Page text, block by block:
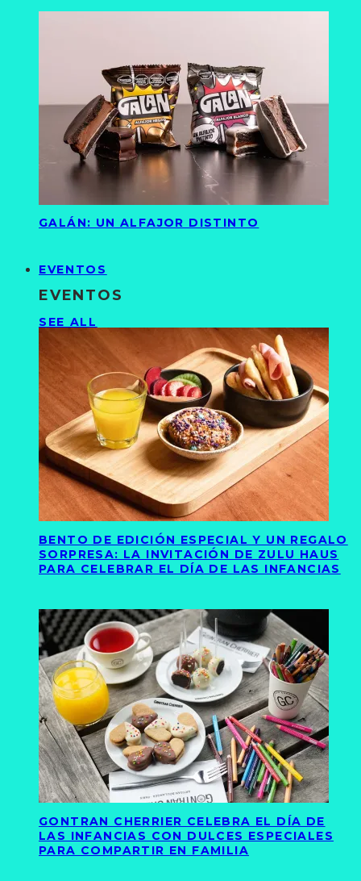
GALÁN: UN ALFAJOR DISTINTO
EVENTOS
EVENTOS
SEE ALL
BENTO DE EDICIÓN ESPECIAL Y UN REGALO
SORPRESA: LA INVITACIÓN DE ZULU HAUS
PARA CELEBRAR EL DÍA DE LAS INFANCIAS
GONTRAN CHERRIER CELEBRA EL DÍA DE
LAS INFANCIAS CON DULCES ESPECIALES
PARA COMPARTIR EN FAMILIA